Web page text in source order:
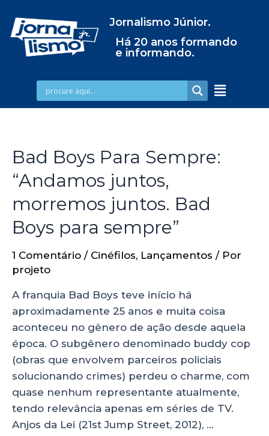
Jornalismo Júnior.
Há 20 anos formando
e informando.
Bad Boys Para Sempre:
“Andamos juntos,
morremos juntos. Bad
Boys para sempre”
1 Comentário / Cinéfilos, Lançamentos / Por
projeto
A franquia Bad Boys teve início há
aproximadamente 25 anos e muita coisa
aconteceu no gênero de ação desde aquela
época. O subgênero denominado buddy cop
(obras que envolvem parceiros policiais
solucionando crimes) perdeu o charme, com
quase nenhum representante atualmente,
tendo relevância apenas em séries de TV.
Anjos da Lei (21st Jump Street, 2012), …